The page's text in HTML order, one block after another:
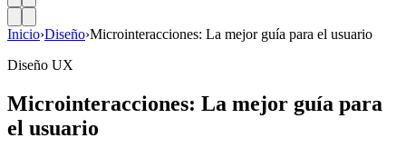
Inicio›Diseño›Microinteracciones: La mejor guía para el usuario
Diseño UX
Microinteracciones: La mejor guía para
el usuario